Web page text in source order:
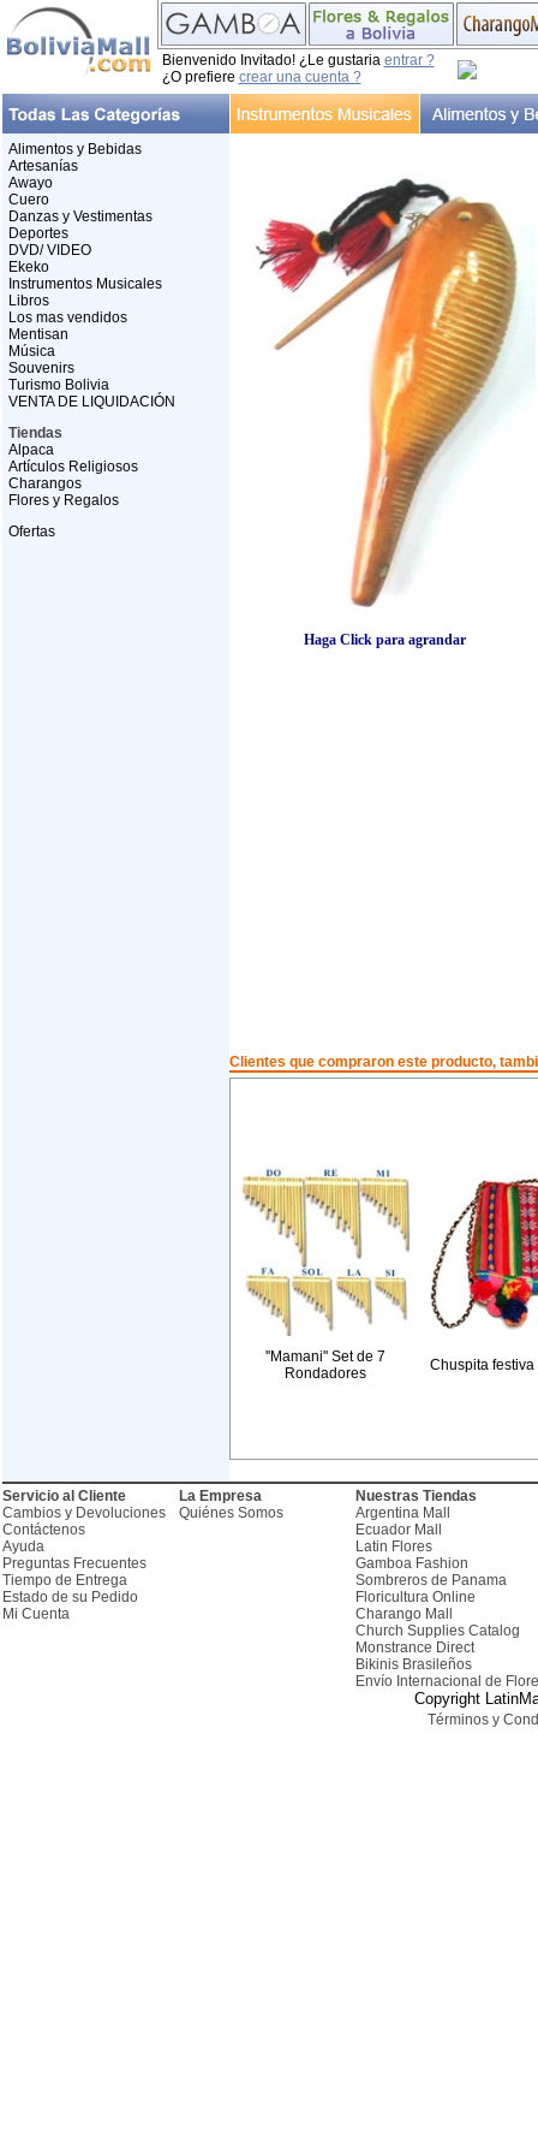
Bienvenido Invitado! ¿Le gustaria entrar ?
¿O prefiere crear una cuenta ?
Alimentos y Bebidas
Artesanías
Awayo
Cuero
Danzas y Vestimentas
Deportes
DVD/ VIDEO
Ekeko
Instrumentos Musicales
Libros
Los mas vendidos
Mentisan
Música
Souvenirs
Turismo Bolivia
VENTA DE LIQUIDACIÓN
Tiendas
Alpaca
Artículos Religiosos
Charangos
Flores y Regalos
Ofertas
Haga Click para agrandar
Clientes que compraron este producto,
''Mamani'' Set de 7
Rondadores
Chuspita festiva
Servicio al Cliente
Cambios y Devoluciones
Contáctenos
Ayuda
Preguntas Frecuentes
Tiempo de Entrega
Estado de su Pedido
Mi Cuenta
La Empresa
Quiénes Somos
Nuestras Tiendas
Argentina Mall
Ecuador Mall
Latin Flores
Gamboa Fashion
Sombreros de Panama
Floricultura Online
Charango Mall
Church Supplies Catalog
Monstrance Direct
Bikinis Brasileños
Envío Internacional de
Copyright
Términos y